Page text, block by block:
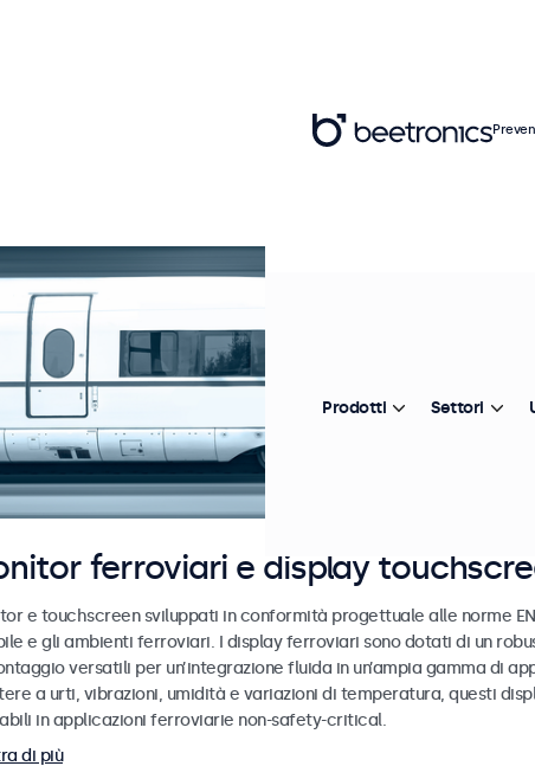
ferroviari e display
e touchscreen sviluppati in conformità progettuale alle norme EN
e gli ambienti ferroviari. I display ferroviari sono dotati di un
versatili per un’integrazione fluida in un’ampia gamma di
a urti, vibrazioni, umidità e variazioni di temperatura, questi
in applicazioni ferroviarie non-safety-critical.
di più
Prodotti Settori